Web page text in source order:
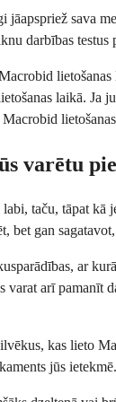
jāapspriež sava
darbības
laikā. Ja
varētu
taču, tāpat kā
bet gan
ar
varat arī
kas lieto
jūs